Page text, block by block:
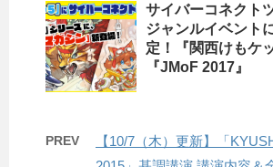
サイバーコネクト
ジャンルイベント
定！『関西けもケ
『JMoF 2017』
PREV
【10/7（木）更新】「